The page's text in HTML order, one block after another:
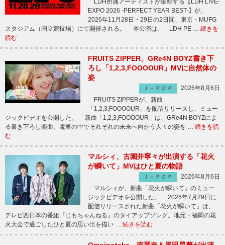
LDH所属アーティストが集結する【LDH LIVE-
EXPO 2026 -PERFECT YEAR BEST-】が、
2026年11月28日・29日の2日間、東京・MUFG
スタジアム（国立競技場）にて開催される。 本公演は、「LDH PE … 続きを
読む
FRUITS ZIPPER、GRe4N BOYZ書き下
ろし「1,2,3,FOOOOUR」MVに自然体の
姿
Ｊ－ＰＯＰ
2026年8月6日
FRUITS ZIPPERが、新曲
「1,2,3,FOOOOUR」を配信リリースし、ミュー
ジックビデオを公開した。 新曲「1,2,3,FOOOOUR」は、GRe4N BOYZによ
る書き下ろし楽曲。電車の中でそれぞれの未来へ向かう人々の姿を … 続きを読
む
マルシィ、古園井寧々が出演する「花火
が瞬いて」MVはひと夏の物語
Ｊ－ＰＯＰ
2026年8月6日
マルシィが、新曲「花火が瞬いて」のミュー
ジックビデオを公開した。 2026年7月29日に
配信リリースされた新曲「花火が瞬いて」は、
テレビ西日本の番組『じもちゃんねる』のタイアップソング。地元・福岡の花
火大会で過ごしたひと夏の思い出を描い … 続きを読む